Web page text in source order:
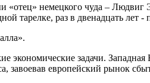
немецкого чуда –
тарелке, раз в двенадцать лет
задачи.
завоевав европейский рынок